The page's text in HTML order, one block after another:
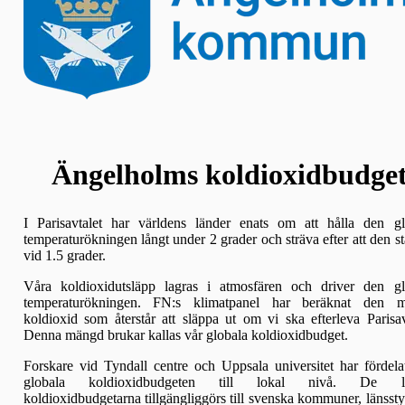
Ängelholms
I Parisavtalet har världens länder enats om att hålla den
temperaturökningen långt under 2 grader och sträva efter att den
vid 1.5 grader.
Våra koldioxidutsläpp lagras i atmosfären och driver den
temperaturökningen. FN:s klimatpanel har beräknat den
koldioxid som återstår att släppa ut om vi ska efterleva
Denna mängd brukar kallas vår globala koldioxidbudget.
Forskare vid Tyndall centre och Uppsala universitet har
globala koldioxidbudgeten till lokal nivå. De
koldioxidbudgetarna tillgängliggörs till svenska kommuner,